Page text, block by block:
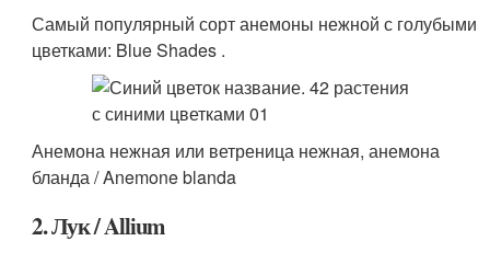
Самый популярный сорт анемоны нежной с голубыми
цветками: Blue Shades .
Анемона нежная или ветреница нежная, анемона
бланда / Anemone blanda
2. Лук / Allium